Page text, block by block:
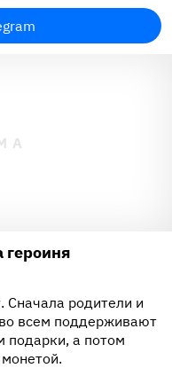
героиня
Сначала родители и
всем поддерживают
подарки, а потом